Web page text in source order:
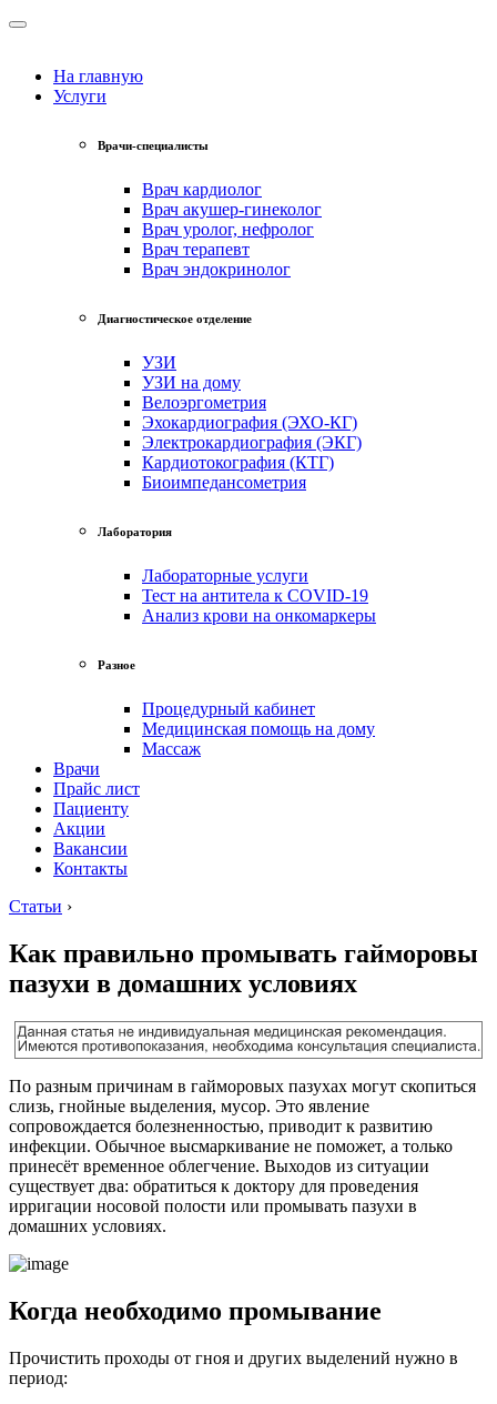
На главную
Услуги
Врачи-специалисты
Врач кардиолог
Врач акушер-гинеколог
Врач уролог, нефролог
Врач терапевт
Врач эндокринолог
Диагностическое отделение
УЗИ
УЗИ на дому
Велоэргометрия
Эхокардиография (ЭХО-КГ)
Электрокардиография (ЭКГ)
Кардиотокография (КТГ)
Биоимпедансометрия
Лаборатория
Лабораторные услуги
Тест на антитела к COVID-19
Анализ крови на онкомаркеры
Разное
Процедурный кабинет
Медицинская помощь на дому
Массаж
Врачи
Прайс лист
Пациенту
Акции
Вакансии
Контакты
Статьи ›
Как правильно промывать гайморовы
пазухи в домашних условиях
По разным причинам в гайморовых пазухах могут скопиться
слизь, гнойные выделения, мусор. Это явление
сопровождается болезненностью, приводит к развитию
инфекции. Обычное высмаркивание не поможет, а только
принесёт временное облегчение. Выходов из ситуации
существует два: обратиться к доктору для проведения
ирригации носовой полости или промывать пазухи в
домашних условиях.
Когда необходимо промывание
Прочистить проходы от гноя и других выделений нужно в
период: